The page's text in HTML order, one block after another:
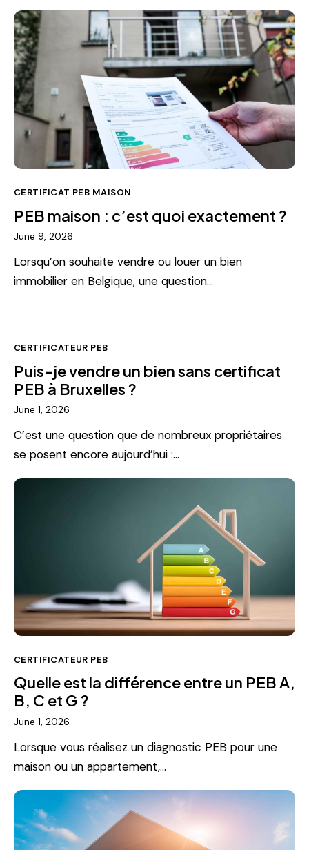
CERTIFICAT PEB MAISON
PEB maison : c’est quoi exactement ?
June 9, 2026
Lorsqu’on souhaite vendre ou louer un bien
immobilier en Belgique, une question…
CERTIFICATEUR PEB
Puis-je vendre un bien sans certificat
PEB à Bruxelles ?
June 1, 2026
C’est une question que de nombreux propriétaires
se posent encore aujourd’hui :…
CERTIFICATEUR PEB
Quelle est la différence entre un PEB A,
B, C et G ?
June 1, 2026
Lorsque vous réalisez un diagnostic PEB pour une
maison ou un appartement,…